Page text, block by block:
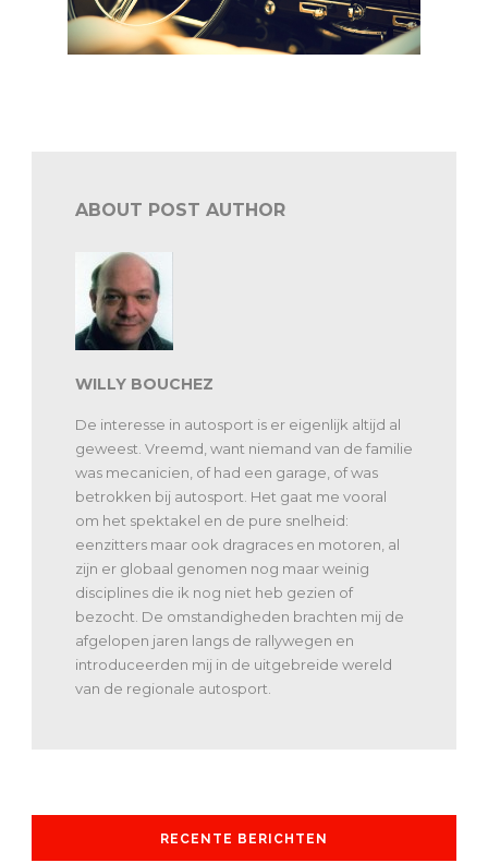
ABOUT POST AUTHOR
WILLY BOUCHEZ
De interesse in autosport is er eigenlijk altijd al
geweest. Vreemd, want niemand van de familie
was mecanicien, of had een garage, of was
betrokken bij autosport. Het gaat me vooral
om het spektakel en de pure snelheid:
eenzitters maar ook dragraces en motoren, al
zijn er globaal genomen nog maar weinig
disciplines die ik nog niet heb gezien of
bezocht. De omstandigheden brachten mij de
afgelopen jaren langs de rallywegen en
introduceerden mij in de uitgebreide wereld
van de regionale autosport.
RECENTE BERICHTEN